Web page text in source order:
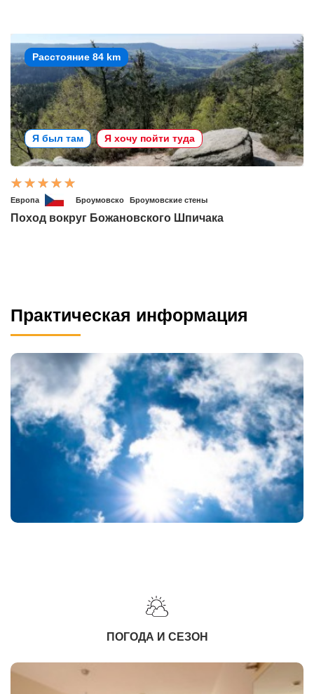
Расстояние 84 km
Я был там Я хочу пойти туда
Европа Броумовско Броумовские стены
Поход вокруг Божановского Шпичака
Практическая информация
ПОГОДА И СЕЗОН